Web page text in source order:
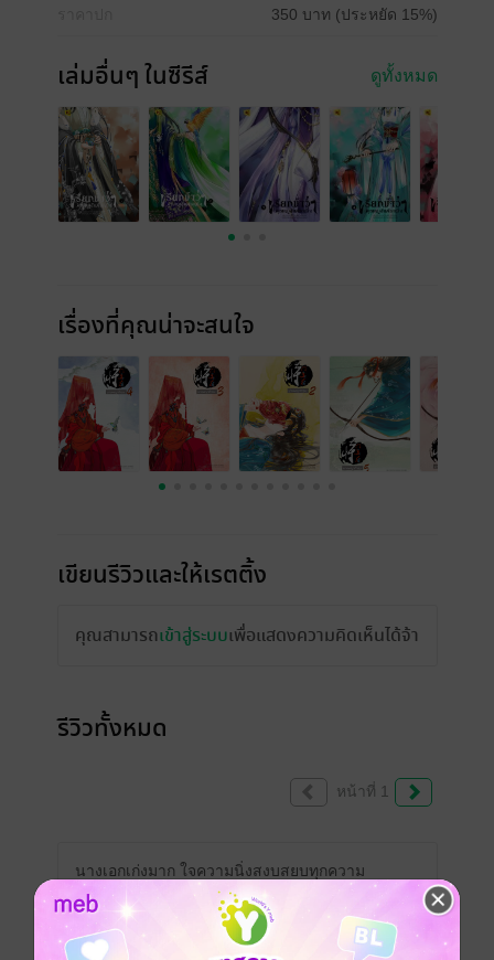
350 บาท (ประหยัด 15%)
เล่มอื่นๆ ในซีรีส์ ดูทั้งหมด
เรื่องที่คุณน่าจะสนใจ
เขียนรีวิวและให้เรตติ้ง
คุณสามารถเข้าสู่ระบบเพื่อแสดงความคิดเห็นได้จ้า
รีวิวทั้งหมด
หน้าที่ 1
นางเอกเก่งมาก ใจความนิ่งสงบสยบทุกความ
เคลื่อนไหวจริงๆๆ เนื้อเรื่องเข้มข้น มีหลายฝ่าย
หลายบ้านอยู่ รอดูแล้วว่าจะข่าวพ่อว่ายังไง กับ
ว่าก่อนกลับบ้านนี้อาจจะมีโดนลอบสังหารแน่ๆ